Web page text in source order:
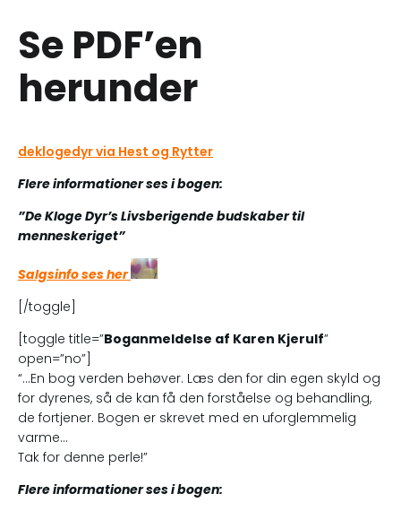
Se PDF’en
herunder
deklogedyr via Hest og Rytter
Flere informationer ses i bogen:
”De Kloge Dyr’s Livsberigende budskaber til
menneskeriget”
Salgsinfo ses her
[/toggle]
[toggle title=”Boganmeldelse af Karen Kjerulf”
open=”no”]
“…En bog verden behøver. Læs den for din egen skyld og
for dyrenes, så de kan få den forståelse og behandling,
de fortjener. Bogen er skrevet med en uforglemmelig
varme…
Tak for denne perle!”
Flere informationer ses i bogen: